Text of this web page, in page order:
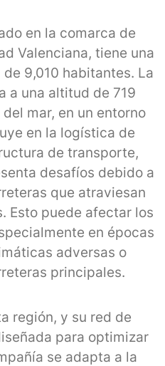
en la comarca de
Valenciana, tiene una
9,010 habitantes. La
a una altitud de 719
mar, en un entorno
en la logística de
de transporte,
desafíos debido a
que atraviesan
Esto puede afectar los
en épocas
adversas o
principales.
región, y su red de
para optimizar
se adapta a la